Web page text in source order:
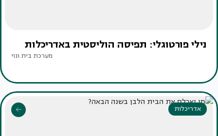
נילי פורטוגלי: תפיסה הוליסטית באדריכלות
מערכת בית ונוי
אדריכלות